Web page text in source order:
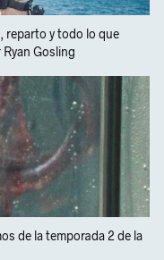
reparto y todo lo que
Gosling
de la temporada 2 de la